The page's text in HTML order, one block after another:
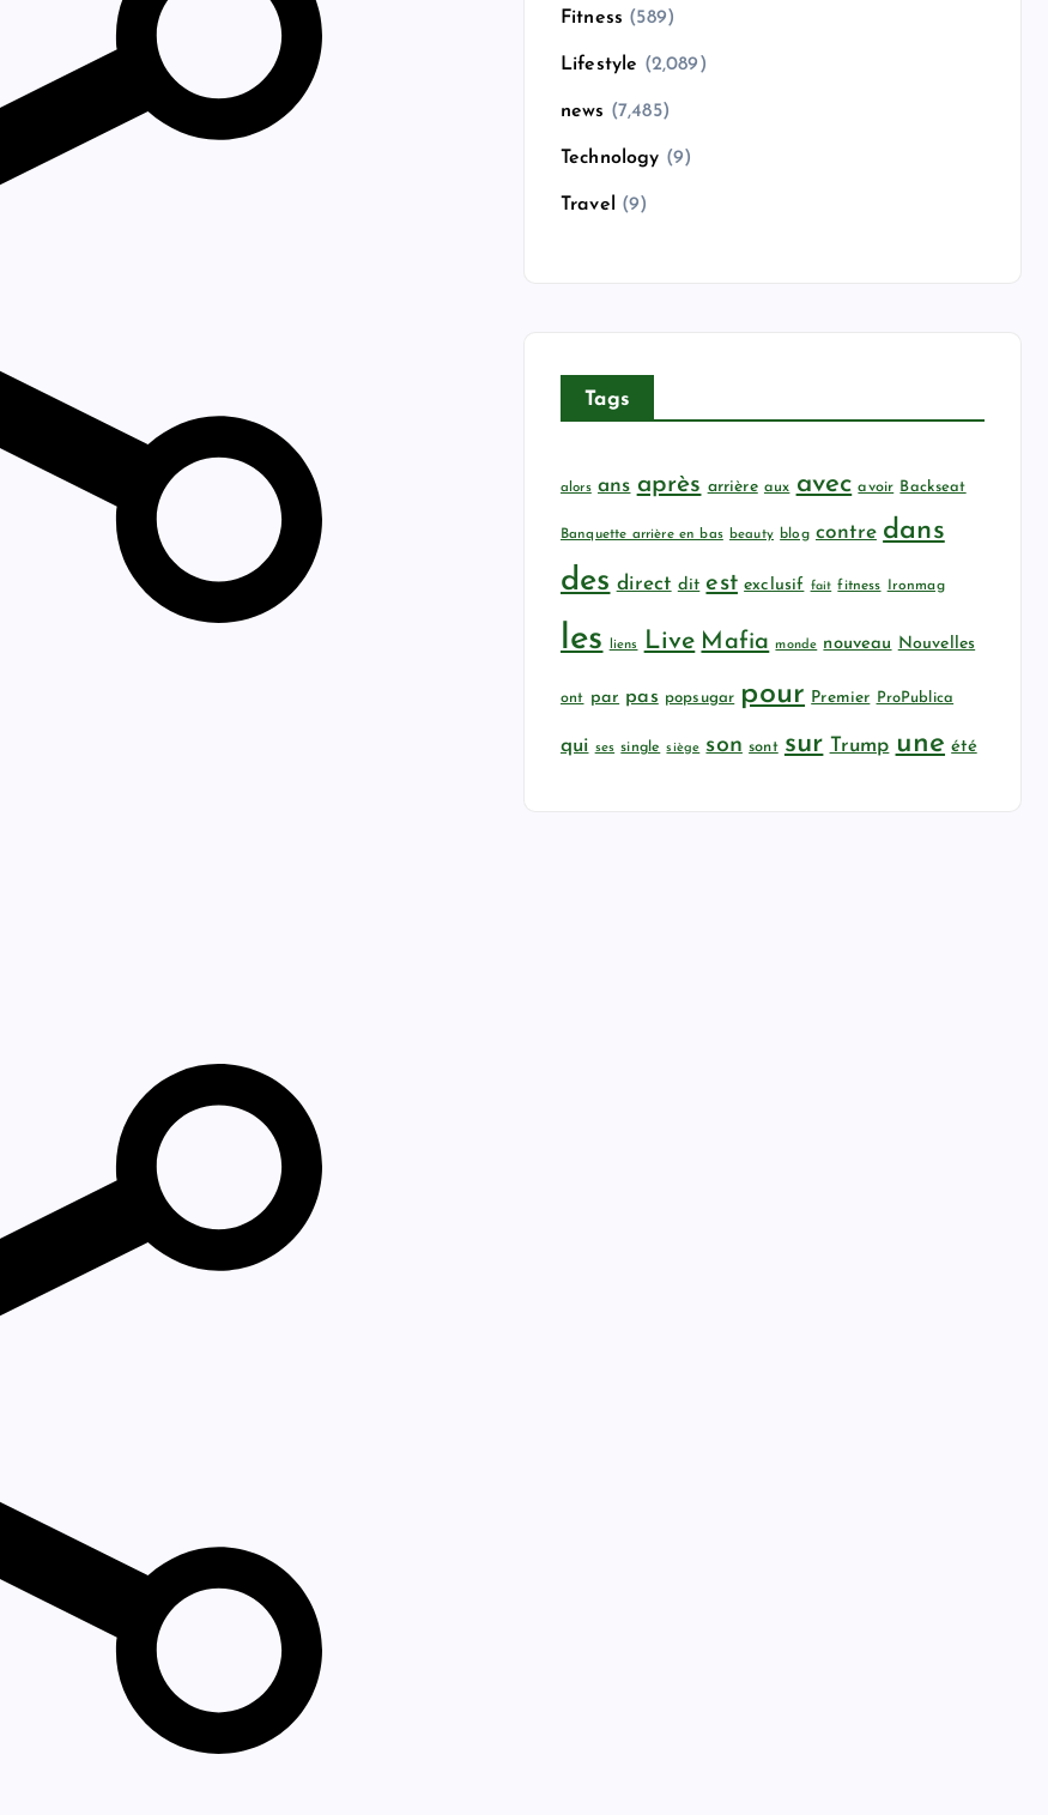
Fitness (589)
Lifestyle (2,089)
news (7,485)
Technology (9)
Travel (9)
Tags
alors ans après arrière aux avec avoir Backseat
Banquette arrière en bas beauty blog contre dans
des direct dit est exclusif fait fitness Ironmag
les liens Live Mafia monde nouveau Nouvelles
ont par pas popsugar pour Premier ProPublica
qui ses single siège son sont sur Trump une été